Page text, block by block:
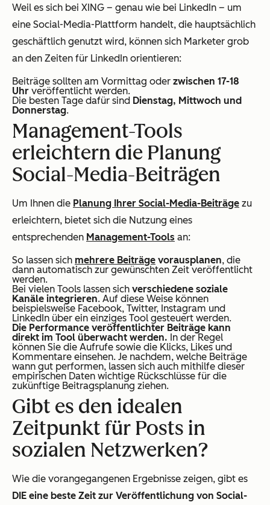
Weil es sich bei XING – genau wie bei LinkedIn – um
eine Social-Media-Plattform handelt, die hauptsächlich
geschäftlich genutzt wird, können sich Marketer grob
an den Zeiten für LinkedIn orientieren:
Beiträge sollten am Vormittag oder zwischen 17-18
Uhr veröffentlicht werden.
Die besten Tage dafür sind Dienstag, Mittwoch und
Donnerstag.
Management-Tools
erleichtern die Planung
Social-Media-Beiträgen
Um Ihnen die Planung Ihrer Social-Media-Beiträge zu
erleichtern, bietet sich die Nutzung eines
entsprechenden Management-Tools an:
So lassen sich mehrere Beiträge vorausplanen, die
dann automatisch zur gewünschten Zeit veröffentlicht
werden.
Bei vielen Tools lassen sich verschiedene soziale
Kanäle integrieren. Auf diese Weise können
beispielsweise Facebook, Twitter, Instagram und
LinkedIn über ein einziges Tool gesteuert werden.
Die Performance veröffentlichter Beiträge kann
direkt im Tool überwacht werden. In der Regel
können Sie die Aufrufe sowie die Klicks, Likes und
Kommentare einsehen. Je nachdem, welche Beiträge
wann gut performen, lassen sich auch mithilfe dieser
empirischen Daten wichtige Rückschlüsse für die
zukünftige Beitragsplanung ziehen.
Gibt es den idealen
Zeitpunkt für Posts in
sozialen Netzwerken?
Wie die vorangegangenen Ergebnisse zeigen, gibt es
DIE eine beste Zeit zur Veröffentlichung von Social-